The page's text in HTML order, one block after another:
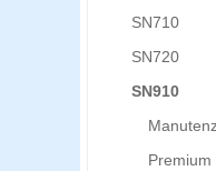
SN710
SN720
SN910